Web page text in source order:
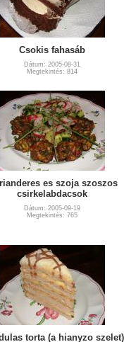
Csokis fahasáb
Dátum: 2005-08-31
Megtekintés: 814
es szoja szoszos
csirkelabdacsok
Dátum: 2005-09-19
Megtekintés: 765
torta (a hianyzo szelet)